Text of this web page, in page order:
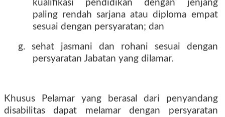
kualifikasi pendidikan dengan jenjang
paling rendah sarjana atau diploma empat
sesuai dengan persyaratan; dan
g. sehat jasmani dan rohani sesuai dengan
persyaratan Jabatan yang dilamar.
Khusus Pelamar yang berasal dari penyandang
disabilitas dapat melamar dengan persyaratan